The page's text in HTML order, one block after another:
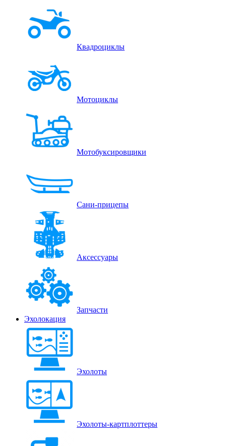
Квадроциклы
Мотоциклы
Мотобуксировщики
Сани-прицепы
Аксессуары
Запчасти
Эхолокация
Эхолоты
Эхолоты-картплоттеры